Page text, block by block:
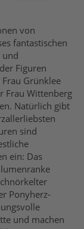
von
fantastischen
und
Figuren
Grünklee
Frau Wittenberg
Natürlich gibt
sind
ein: Das
Ponyherz-
und machen